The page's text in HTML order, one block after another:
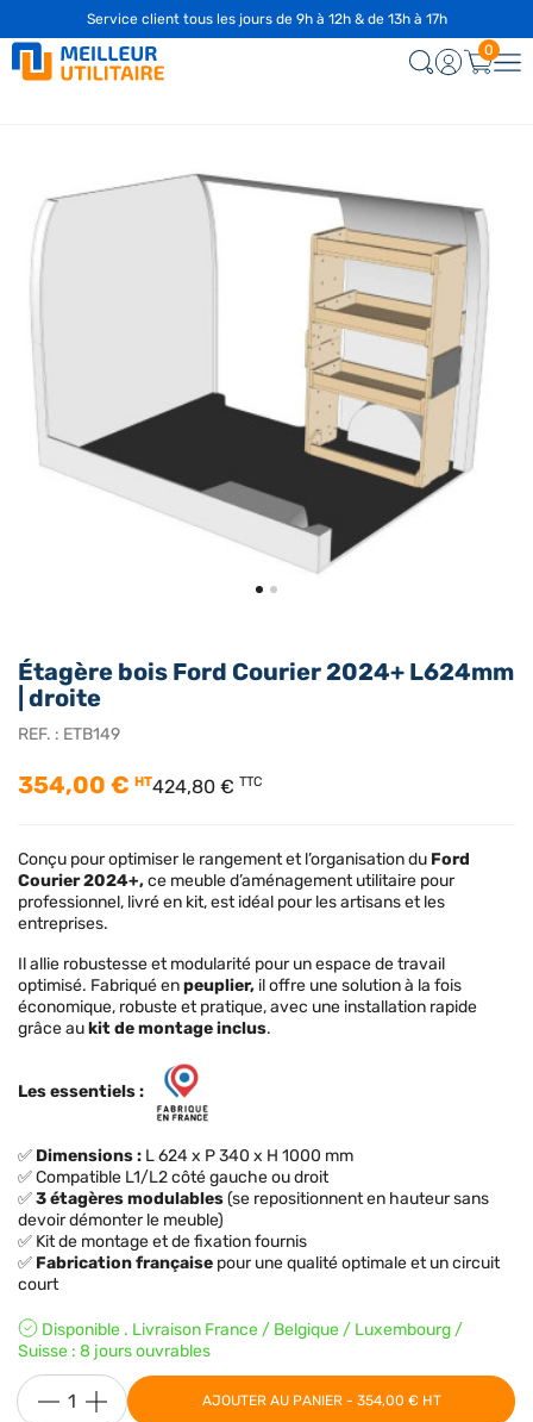
Étagère bois Ford Courier 2024+ L624mm
| droite
REF. : ETB149
354,00 € HT424,80 € TTC
Conçu pour optimiser le rangement et l’organisation du Ford
Courier 2024+,ce meuble d’aménagement utilitaire pour
professionnel, livré en kit, est idéal pour les artisans et les
entreprises.
Il allie robustesse et modularité pour un espace de travail
optimisé. Fabriqué enpeuplier, il offre une solution à la fois
économique, robuste et pratique, avec une installation rapide
grâce aukit de montage inclus.
Les essentiels :
✅ Dimensions : L 624 x P 340 x H 1000 mm
✅ Compatible L1/L2 côté gauche ou droit
✅3 étagères modulables(se repositionnent en hauteur sans
devoir démonter le meuble)
✅ Kit de montage et de fixation fournis
✅ Fabrication française pour une qualité optimale et un circuit
court
Disponible . Livraison France / Belgique / Luxembourg /
Suisse : 8 jours ouvrables
AJOUTER AU PANIER - 354,00 € HT
Service client tous les jours de 9h à 12h & de 13h à 17h
0